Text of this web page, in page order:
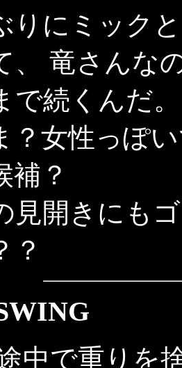
りにミック
、 竜さんな
で続くんだ。
？女性っぽ
補？
見開きにも
？
中で重りを